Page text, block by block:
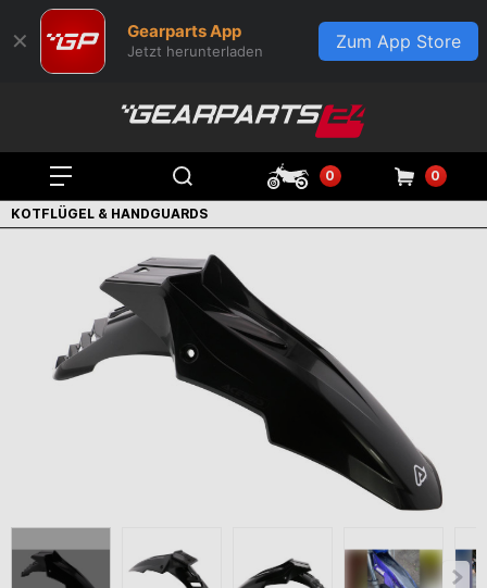
✕ Gearparts App
Jetzt herunterladen Zum App Store
0 0
KOTFLÜGEL & HANDGUARDS